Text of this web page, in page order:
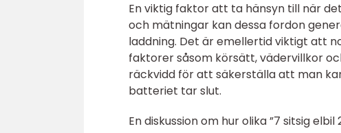
En viktig faktor att ta hänsyn till när
och mätningar kan dessa fordon
laddning. Det är emellertid viktigt att
faktorer såsom körsätt, vädervillkor
räckvidd för att säkerställa att man
batteriet tar slut.
En diskussion om hur olika ”7 sitsig